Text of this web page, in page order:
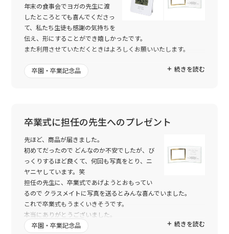
年末の食事会でヨガの先生に渡
したところとても喜んでくださっ
て、私たち生徒も感謝の気持ちを
伝え、形にすることができ嬉しかったです。
また利用させていただくときはよろしくお願いいたします。
続きを読む
卒園・卒業記念品
卒業式に担任の先生へのプレゼント
先ほど、商品が届きました。
初めてだったので どんなのか不安でしたが、び
っくりするほど良くて、何回も写真をとり、ニ
ヤニヤしています。笑
担任の先生に、卒業式であげようとおもってい
るので クラスメイトに写真を送るとみんな喜んでいました。
これで卒業式もうまくいきそうです。
本当にありがとうございました。
続きを読む
卒園・卒業記念品